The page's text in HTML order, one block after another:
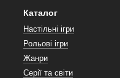
Каталог
Настільні ігри
Рольові ігри
Жанри
Серії та світи